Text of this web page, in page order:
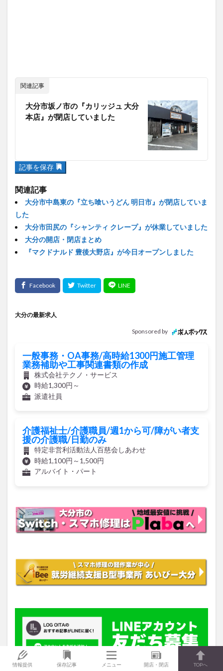
関連記事
大分市坂ノ市の『カリッジュ 大分
本店』が閉店していました
記事を保存
関連記事
大分市中島東の『立ち喰いうどん 明日市』が閉店していま
した
大分市田尻の『シャンティ クレープ』が休業していました
大分の開店・閉店まとめ
『マクドナルド 豊後大野店』が今日オープンしました
大分の最新求人
Sponsored by
一般事務・OA事務/高時給1300円施工管理
業務補助や工事関連書類の作成
株式会社テクノ・サービス
時給1,300円～
派遣社員
介護福祉士/介護職員/週1から可/障がい者支
援の介護職/日勤のみ
特定非営利活動法人百慈会しあわせ
時給1,100円～1,500円
アルバイト・パート
情報提供 保存記事 メニュー 開店・閉店 TOPへ